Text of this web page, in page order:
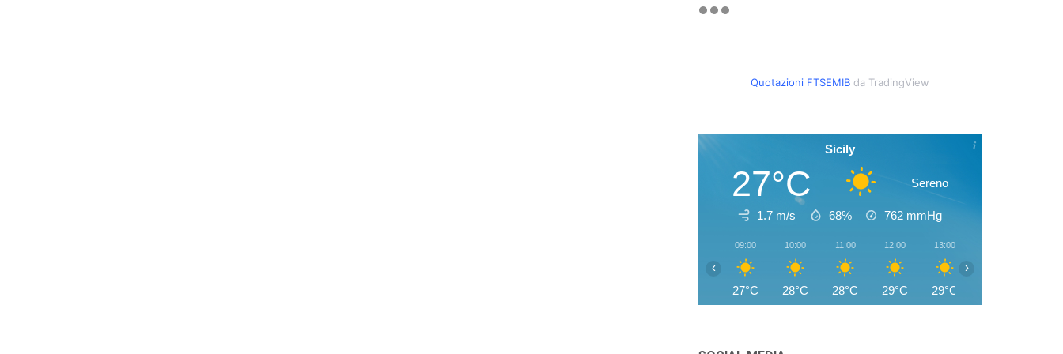
Quotazioni FTSEMIB da TradingView
Sicily
27°C Sereno
1.7 m/s 68% 762 mmHg
09:00
27°C
10:00
28°C
11:00
28°C
12:00
29°C
13:00
29°C
‹ ›